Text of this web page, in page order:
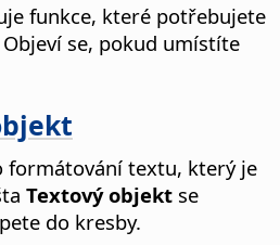
funkce, které potřebujete
se, pokud umístíte
formátování textu, který je
Textový objekt se
do kresby.